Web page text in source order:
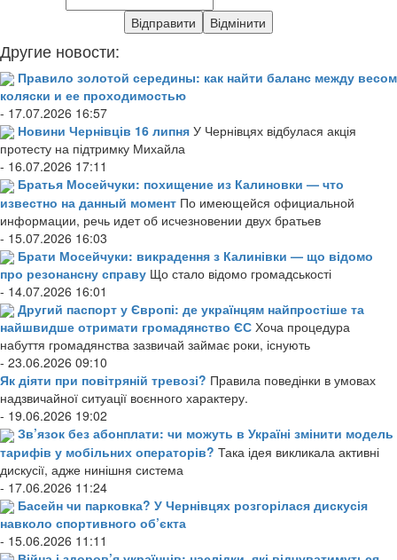
Другие новости:
Правило золотой середины: как найти баланс между весом
коляски и ее проходимостью
- 17.07.2026 16:57
Новини Чернівців 16 липня У Чернівцях відбулася акція
протесту на підтримку Михайла
- 16.07.2026 17:11
Братья Мосейчуки: похищение из Калиновки — что
известно на данный момент По имеющейся официальной
информации, речь идет об исчезновении двух братьев
- 15.07.2026 16:03
Брати Мосейчуки: викрадення з Калинівки — що відомо
про резонансну справу Що стало відомо громадськості
- 14.07.2026 16:01
Другий паспорт у Європі: де українцям найпростіше та
найшвидше отримати громадянство ЄС Хоча процедура
набуття громадянства зазвичай займає роки, існують
- 23.06.2026 09:10
Як діяти при повітряній тревозі? Правила поведінки в умовах
надзвичайної ситуації воєнного характеру.
- 19.06.2026 19:02
Зв’язок без абонплати: чи можуть в Україні змінити модель
тарифів у мобільних операторів? Така ідея викликала активні
дискусії, адже нинішня система
- 17.06.2026 11:24
Басейн чи парковка? У Чернівцях розгорілася дискусія
навколо спортивного об’єкта
- 15.06.2026 11:11